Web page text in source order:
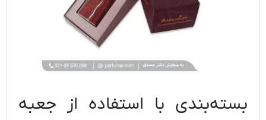
بسته‌بندی با استفاده از جعبه